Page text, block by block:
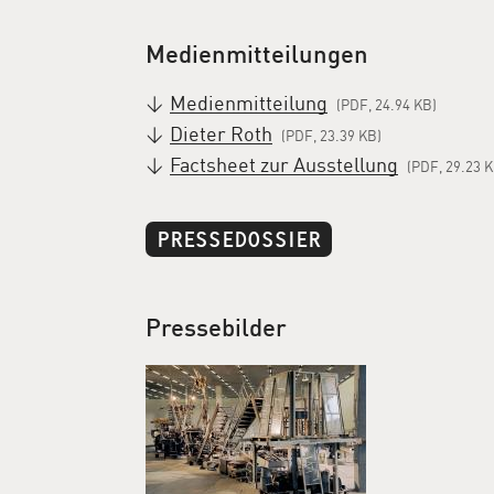
Medienmitteilungen
Medienmitteilung (PDF, 24.94 KB)
Dieter Roth (PDF, 23.39 KB)
Factsheet zur Ausstellung (PDF, 29.23
PRESSEDOSSIER
Pressebilder